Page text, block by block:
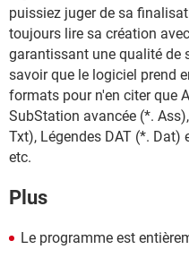
puissiez juger de sa
toujours lire sa création avec
garantissant une qualité de
savoir que le logiciel prend
formats pour n'en citer que
SubStation avancée (*.
Txt), Légendes DAT (*. Dat)
etc.
Plus
Le programme est